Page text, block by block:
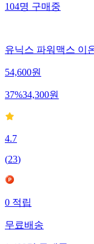
104명구매중
유닉스 파워맥스 이
54,600원
37%34,300원
4.7
(23)
0적립
무료배송